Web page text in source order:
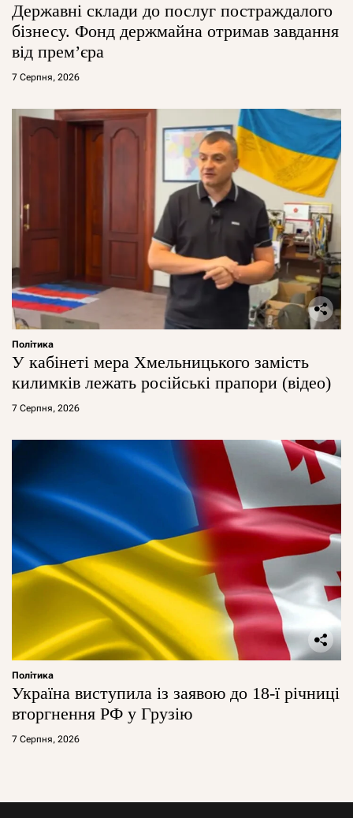
Державні склади до послуг постраждалого
бізнесу. Фонд держмайна отримав завдання
від прем’єра
7 Серпня, 2026
Політика
У кабінеті мера Хмельницького замість
килимків лежать російські прапори (відео)
7 Серпня, 2026
Політика
Україна виступила із заявою до 18-ї річниці
вторгнення РФ у Грузію
7 Серпня, 2026